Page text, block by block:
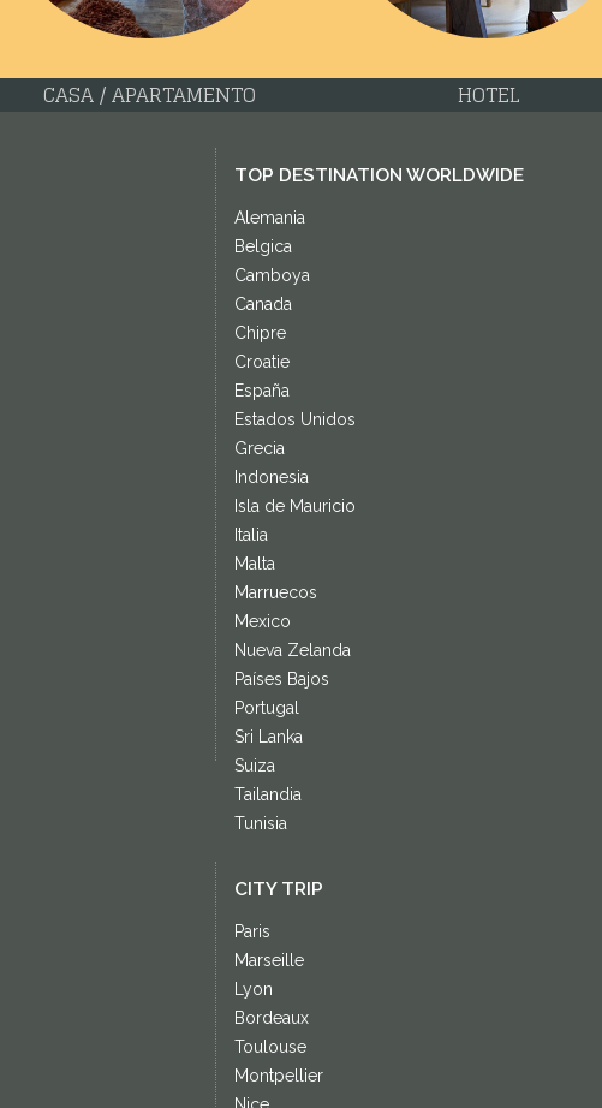
CASA / APARTAMENTO HOTEL
TOP DESTINATION WORLDWIDE
Alemania
Belgica
Camboya
Canada
Chipre
Croatie
España
Estados Unidos
Grecia
Indonesia
Isla de Mauricio
Italia
Malta
Marruecos
Mexico
Nueva Zelanda
Países Bajos
Portugal
Sri Lanka
Suiza
Tailandia
Tunisia
CITY TRIP
Paris
Marseille
Lyon
Bordeaux
Toulouse
Montpellier